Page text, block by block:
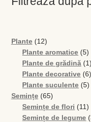
Plante 1212
produse
Plante aromatice 55
Plante de grădină 11
Plante decorative 66
Plante suculente 55
Semințe 6565
de
produse
Semințe de flori 1111
Semințe de legume